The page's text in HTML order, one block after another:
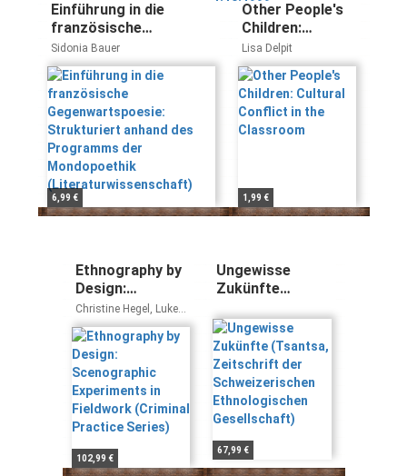
Einführung in die
französische
Gegenwartspoesie:
Strukturiert anhand des
Programms der
Mondopoethik
(Literaturwissenschaft)
Sidonia Bauer
6,99 €
Other People's
Children:
Cultural Conflict
in the
Classroom
Lisa Delpit
1,99 €
Ethnography by
Design:
Scenographic
Experiments in
Fieldwork
(Criminal
Practice Series)
Christine Hegel, Luke
Cantarella, Prof George
E. Marcus
102,99 €
Ungewisse
Zukünfte
Zeitschrift der
Schweizerischen
Ethnologischen
Gesellschaft)
67,99 €